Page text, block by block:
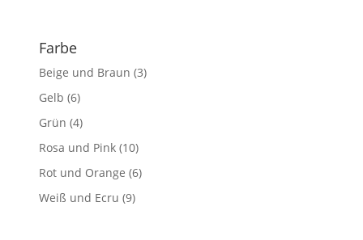
Farbe
Beige und Braun (3)
Gelb (6)
Grün (4)
Rosa und Pink (10)
Rot und Orange (6)
Weiß und Ecru (9)